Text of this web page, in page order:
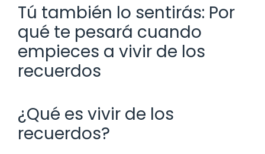
Tú también lo sentirás: Por
qué te pesará cuando
empieces a vivir de los
recuerdos
¿Qué es vivir de los
recuerdos?